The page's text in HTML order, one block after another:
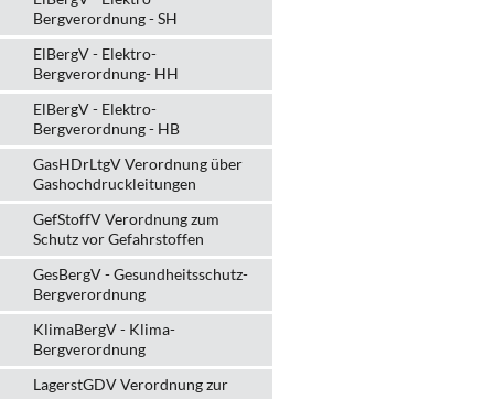
Bergverordnung - SH
ElBergV - Elektro-
Bergverordnung- HH
ElBergV - Elektro-
Bergverordnung - HB
GasHDrLtgV Verordnung über
Gashochdruckleitungen
GefStoffV Verordnung zum
Schutz vor Gefahrstoffen
GesBergV - Gesundheitsschutz-
Bergverordnung
KlimaBergV - Klima-
Bergverordnung
LagerstGDV Verordnung zur